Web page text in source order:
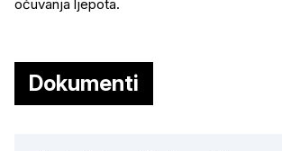
očuvanja ljepota.
Dokumenti